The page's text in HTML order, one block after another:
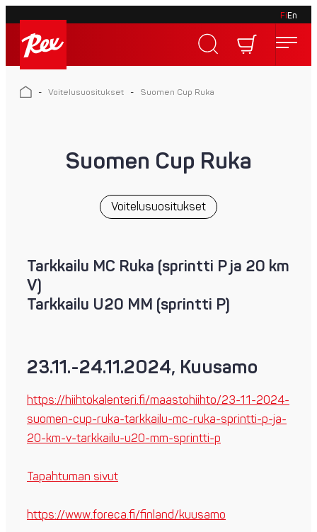
Skip
content
FiEn
Rex
- Voitelusuositukset - Suomen Cup Ruka
Suomen Cup Ruka
Voitelusuositukset
Tarkkailu MC Ruka (sprintti P ja 20 km
V)
Tarkkailu U20 MM (sprintti P)
23.11.-24.11.2024, Kuusamo
https://hiihtokalenteri.fi/maastohiihto/23-11-2024-
suomen-cup-ruka-tarkkailu-mc-ruka-sprintti-p-ja-
20-km-v-tarkkailu-u20-mm-sprintti-p
Tapahtuman sivut
https://www.foreca.fi/finland/kuusamo